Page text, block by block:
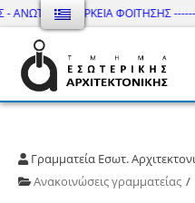
ΔΙΑΡΚΕΙΑ ΦΟΙΤΗΣΗΣ
Τμήμα Εσωτ.
Γραμματεία Εσωτ.
Ανακοινώσεις γραμματείας